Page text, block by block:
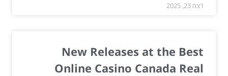
דצמ 23, 2025
New Releases at the Best
Online Casino Canada Real